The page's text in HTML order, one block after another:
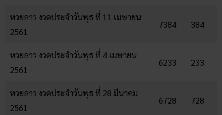
หวยลาว งวดประจำวันพุธ ที่ 11 เมษายน
2561
7384 384
หวยลาว งวดประจำวันพุธ ที่ 4 เมษายน
2561
6233 233
หวยลาว งวดประจำวันพุธ ที่ 28 มีนาคม
2561
6728 728